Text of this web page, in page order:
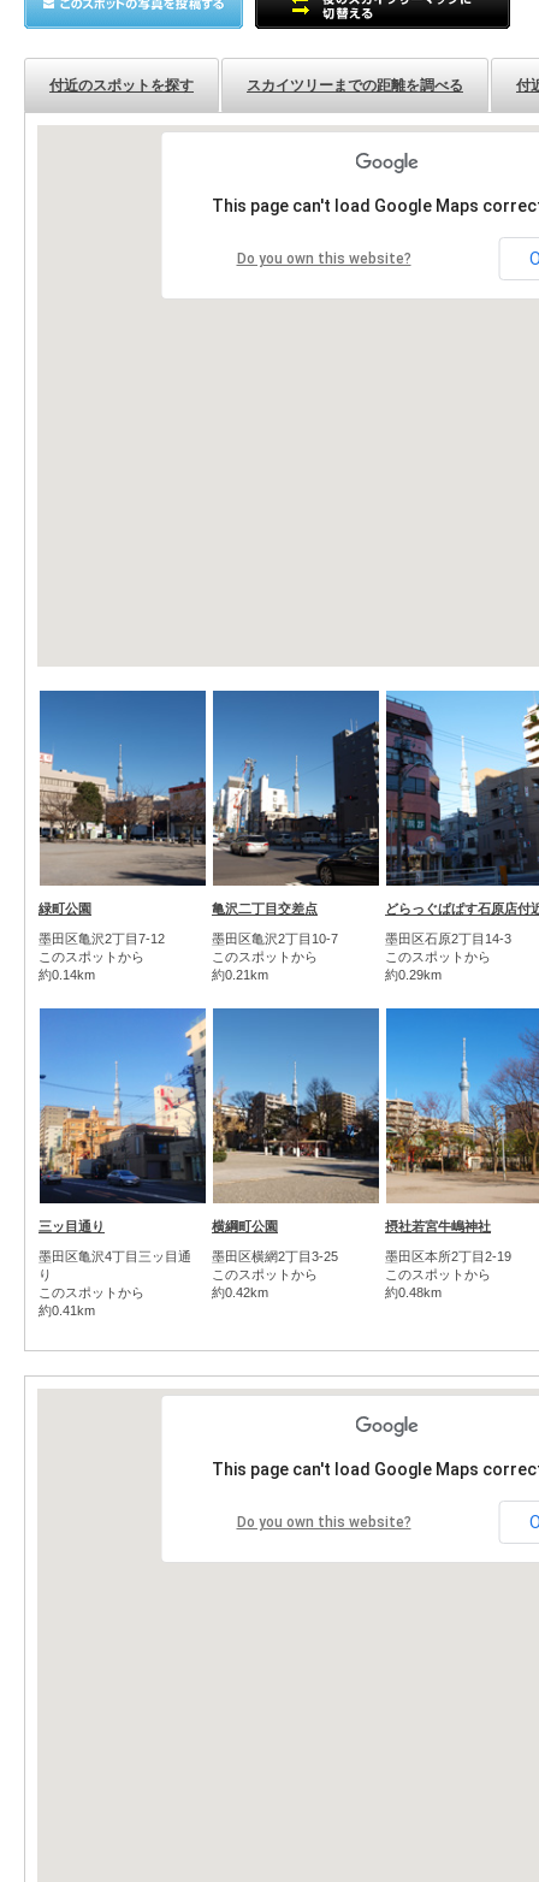
付近のスポットを探す スカイツリーまでの距離を調べる 付
This page can't load Google Maps
Do you own this website?
緑町公園
墨田区亀沢2丁目7-12
このスポットから
約0.14km
亀沢二丁目交差点
墨田区亀沢2丁目10-7
このスポットから
約0.21km
どらっぐぱぱす石原店付
墨田区石原2丁目14-3
このスポットから
約0.29km
三ッ目通り
墨田区亀沢4丁目三ッ目通
り
このスポットから
約0.41km
横綱町公園
墨田区横網2丁目3-25
このスポットから
約0.42km
摂社若宮牛嶋神社
墨田区本所2丁目2-19
このスポットから
約0.48km
This page can't load Google Maps
Do you own this website?